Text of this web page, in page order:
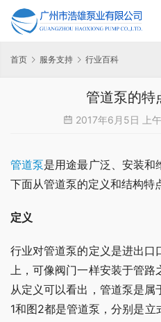
首页 服务支持 行业百科
管道泵的特
2017年6月5日 上
管道泵是用途最广泛、安装和
下面从管道泵的定义和结构特
定义
行业对管道泵的定义是进出
上，可像阀门一样安装于管路
从定义可以看出，管道泵是
1和图2都是管道泵，分别是